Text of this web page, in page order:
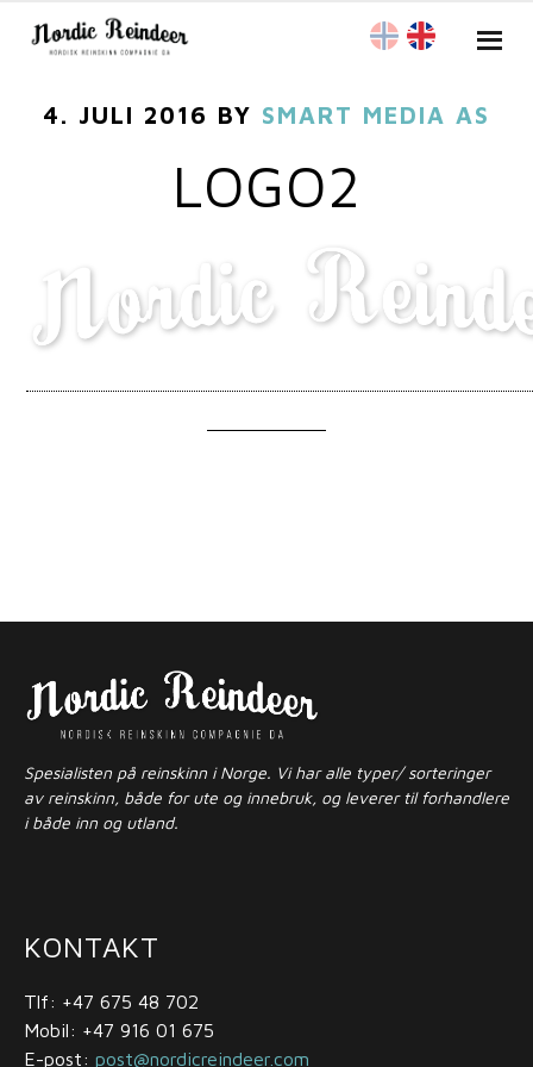
4. JULI 2016 BY SMART MEDIA AS
LOGO2
Spesialisten på reinskinn i Norge. Vi har alle typer/ sorteringer
av reinskinn, både for ute og innebruk, og leverer til forhandlere
i både inn og utland.
KONTAKT
Tlf: +47 675 48 702
Mobil: +47 916 01 675
E-post: post@nordicreindeer.com